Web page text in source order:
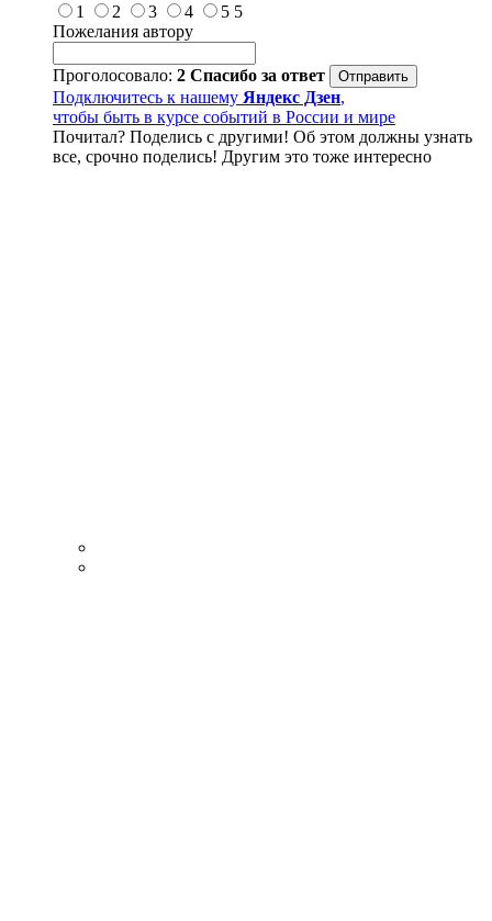
1
2 3 4 5 5
Пожелания автору
Проголосовало: 2 Спасибо за ответ
Подключитесь к нашему Яндекс Дзен,
чтобы быть в курсе событий в России и мире
Почитал? Поделись с другими! Об этом должны узнать
все, срочно поделись! Другим это тоже интересно